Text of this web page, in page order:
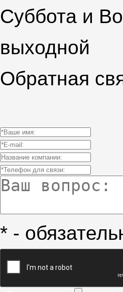
Суббота и
выходной
Обратная
* -